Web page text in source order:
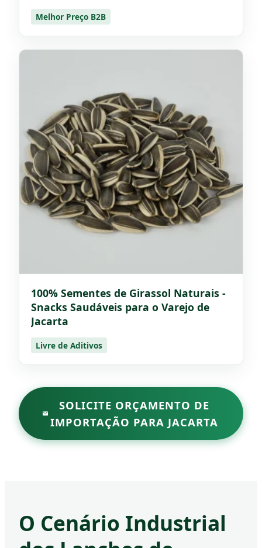
Melhor Preço B2B
100% Sementes de Girassol Naturais -
Snacks Saudáveis para o Varejo de
Jacarta
Livre de Aditivos
SOLICITE ORÇAMENTO DE
IMPORTAÇÃO PARA JACARTA
O Cenário Industrial